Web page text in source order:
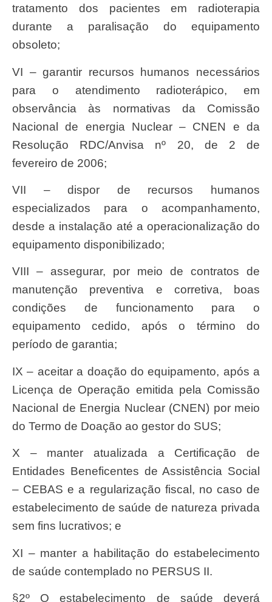
tratamento dos pacientes em radioterapia
durante a paralisação do equipamento
obsoleto;
VI – garantir recursos humanos necessários
para o atendimento radioterápico, em
observância às normativas da Comissão
Nacional de energia Nuclear – CNEN e da
Resolução RDC/Anvisa nº 20, de 2 de
fevereiro de 2006;
VII – dispor de recursos humanos
especializados para o acompanhamento,
desde a instalação até a operacionalização do
equipamento disponibilizado;
VIII – assegurar, por meio de contratos de
manutenção preventiva e corretiva, boas
condições de funcionamento para o
equipamento cedido, após o término do
período de garantia;
IX – aceitar a doação do equipamento, após a
Licença de Operação emitida pela Comissão
Nacional de Energia Nuclear (CNEN) por meio
do Termo de Doação ao gestor do SUS;
X – manter atualizada a Certificação de
Entidades Beneficentes de Assistência Social
– CEBAS e a regularização fiscal, no caso de
estabelecimento de saúde de natureza privada
sem fins lucrativos; e
XI – manter a habilitação do estabelecimento
de saúde contemplado no PERSUS II.
§2º O estabelecimento de saúde deverá